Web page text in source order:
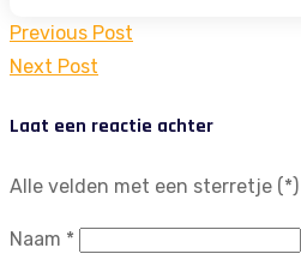
Bericht
navigatie
Previous Post
Next Post
Laat een reactie achter
Alle velden met een sterretje
Naam *